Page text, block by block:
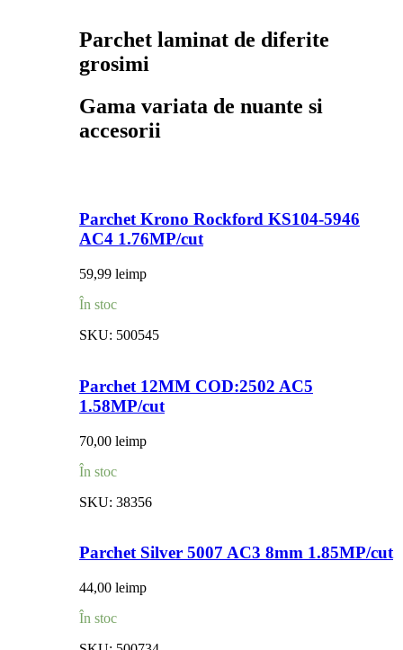
Parchet laminat de diferite
grosimi
Gama variata de nuante si
accesorii
Parchet Krono Rockford KS104-5946
AC4 1.76MP/cut
59,99 leimp
În stoc
SKU: 500545
Parchet 12MM COD:2502 AC5
1.58MP/cut
70,00 leimp
În stoc
SKU: 38356
Parchet Silver 5007 AC3 8mm 1.85MP/cut
44,00 leimp
În stoc